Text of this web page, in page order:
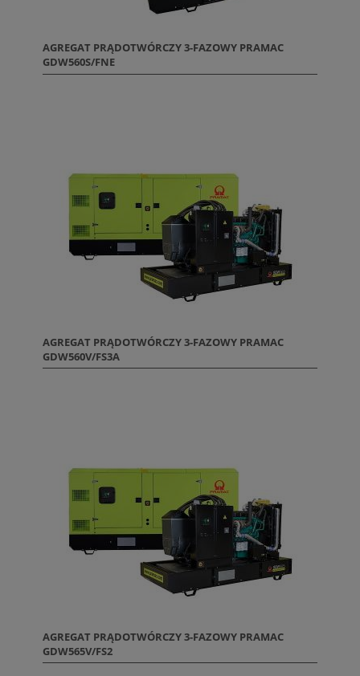
AGREGAT PRĄDOTWÓRCZY 3-FAZOWY PRAMAC
GDW560S/FNE
AGREGAT PRĄDOTWÓRCZY 3-FAZOWY PRAMAC
GDW560V/FS3A
AGREGAT PRĄDOTWÓRCZY 3-FAZOWY PRAMAC
GDW565V/FS2